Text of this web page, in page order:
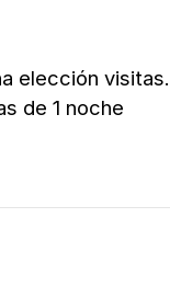
elección
de 1 noche